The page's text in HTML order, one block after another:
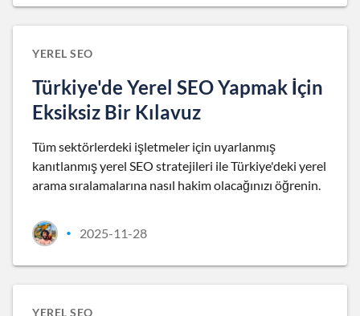
YEREL SEO
Türkiye'de Yerel SEO Yapmak İçin
Eksiksiz Bir Kılavuz
Tüm sektörlerdeki işletmeler için uyarlanmış
kanıtlanmış yerel SEO stratejileri ile Türkiye'deki yerel
arama sıralamalarına nasıl hakim olacağınızı öğrenin.
• 2025-11-28
YEREL SEO